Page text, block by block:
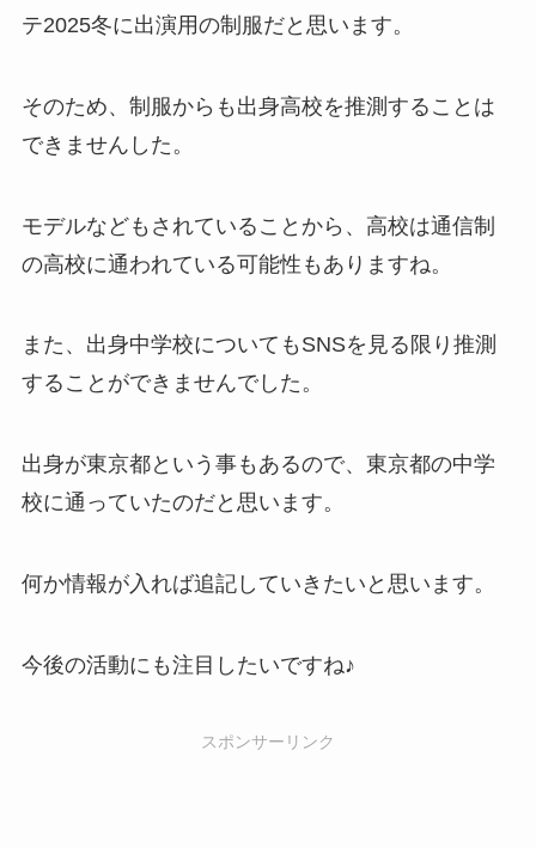
テ2025冬に出演用の制服だと思います。
そのため、制服からも出身高校を推測することは
できませんした。
モデルなどもされていることから、高校は通信制
の高校に通われている可能性もありますね。
また、出身中学校についてもSNSを見る限り推測
することができませんでした。
出身が東京都という事もあるので、東京都の中学
校に通っていたのだと思います。
何か情報が入れば追記していきたいと思います。
今後の活動にも注目したいですね♪
スポンサーリンク